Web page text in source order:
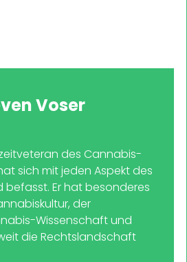
Voser
des Cannabis-
sich mit jeden Aspekt des
befasst. Er hat besonderes
der
Wissenschaft und
die Rechtslandschaft